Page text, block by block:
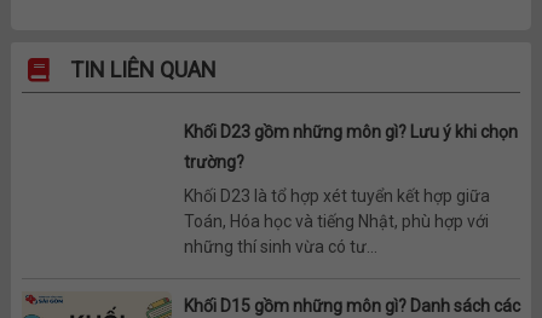
TIN LIÊN QUAN
Khối D23 gồm những môn gì? Lưu ý khi chọn
trường?
Khối D23 là tổ hợp xét tuyển kết hợp giữa
Toán, Hóa học và tiếng Nhật, phù hợp với
những thí sinh vừa có tư...
Khối D15 gồm những môn gì? Danh sách các